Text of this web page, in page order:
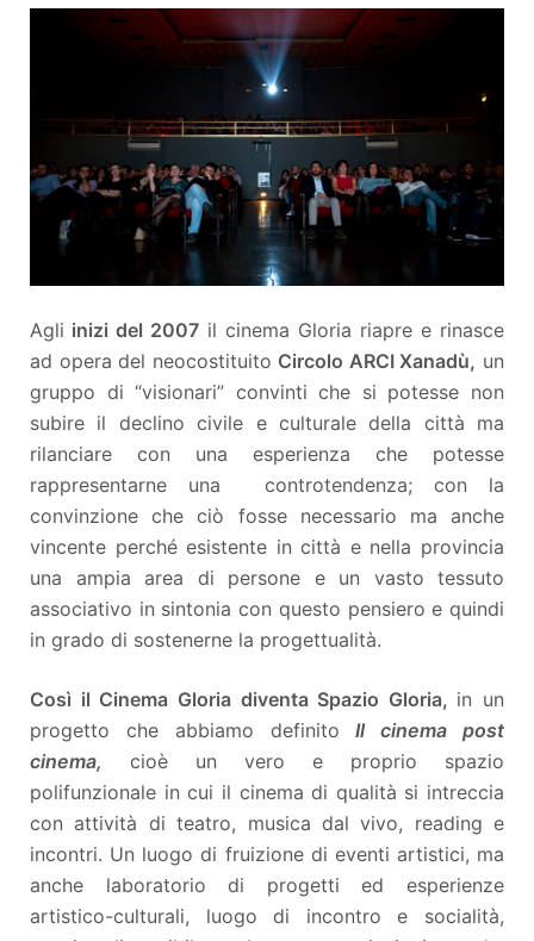
Agli inizi del 2007 il cinema Gloria riapre e rinasce
ad opera del neocostituito Circolo ARCI Xanadù, un
gruppo di “visionari” convinti che si potesse non
subire il declino civile e culturale della città ma
rilanciare con una esperienza che potesse
rappresentarne una controtendenza; con la
convinzione che ciò fosse necessario ma anche
vincente perché esistente in città e nella provincia
una ampia area di persone e un vasto tessuto
associativo in sintonia con questo pensiero e quindi
in grado di sostenerne la progettualità.
Così il Cinema Gloria diventa Spazio Gloria, in un
progetto che abbiamo definitoIl cinema post
cinema, cioè un vero e proprio spazio
polifunzionale in cui il cinema di qualità si intreccia
con attività di teatro, musica dal vivo, reading e
incontri. Un luogo di fruizione di eventi artistici, ma
anche laboratorio di progetti ed esperienze
artistico-culturali, luogo di incontro e socialità,